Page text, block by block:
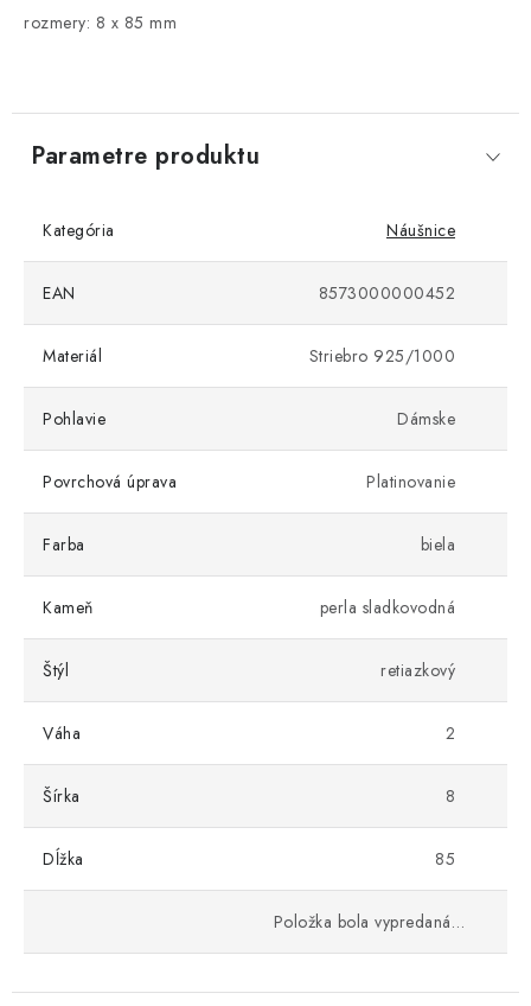
rozmery: 8 x 85 mm
Parametre produktu
Kategória Náušnice
EAN 8573000000452
Materiál Striebro 925/1000
Pohlavie Dámske
Povrchová úprava Platinovanie
Farba biela
Kameň perla sladkovodná
Štýl retiazkový
Váha 2
Šírka 8
Dĺžka 85
Položka bola vypredaná…